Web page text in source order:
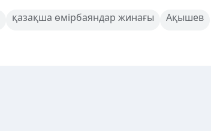
қазақша өмірбаяндар жинағы
Ақышев